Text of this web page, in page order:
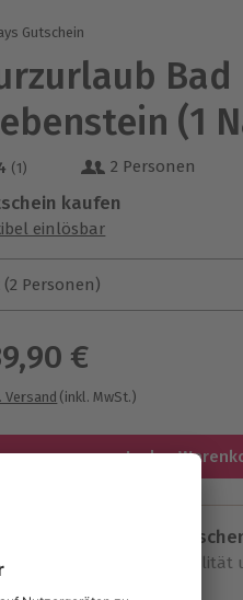
Gutschein
Bad
(1
von 5 aus 1 Bewertungen
(1) 2 Personen
kaufen
einlösbar
Personen)
(2 Personen)
(2 Personen)
€
Versand (inkl. MwSt.)
In den
Immer das passende
Auswahl, volle Flexibilität